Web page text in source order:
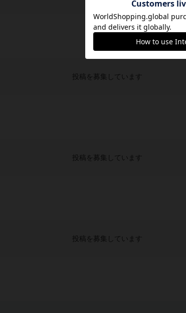
投稿を募集しています
投稿を募集しています
投稿を募集しています